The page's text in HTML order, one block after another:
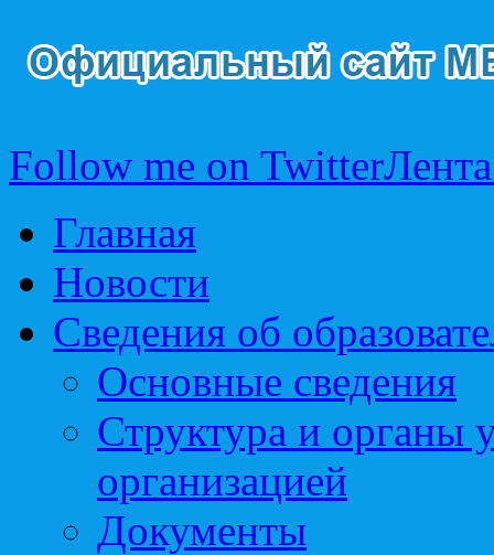
Follow me on Twitter
Главная
Новости
Сведения об
Основные сведения
Структура и органы
организацией
Документы